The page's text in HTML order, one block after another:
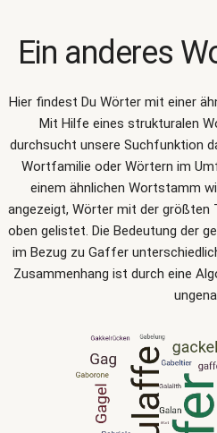
Ein anderes
Hier findest Du Wörter mit einer
Mit Hilfe eines strukturalen
durchsucht unsere Suchfunktion
Wortfamilie oder Wörtern im
einem ähnlichen Wortstamm
angezeigt, Wörter mit der größten
oben gelistet. Die Bedeutung der
im Bezug zu Gaffer
Zusammenhang ist durch eine